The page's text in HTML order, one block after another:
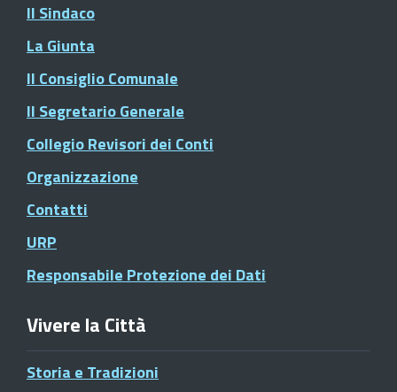
Il Sindaco
La Giunta
Il Consiglio Comunale
Il Segretario Generale
Collegio Revisori dei Conti
Organizzazione
Contatti
URP
Responsabile Protezione dei Dati
Vivere la Città
Storia e Tradizioni